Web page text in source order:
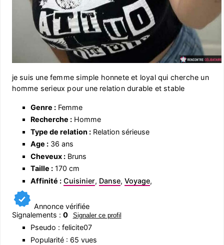
je suis une femme simple honnete et loyal qui cherche un
homme serieux pour une relation durable et stable
Genre :Femme
Recherche :Homme
Type de relation :Relation sérieuse
Age :36 ans
Cheveux :Bruns
Taille :170 cm
Affinité : Cuisinier, Danse, Voyage,
Annonce vérifiée
Signalements : 0 Signaler ce profil
Pseudo : felicite07
Popularité : 65 vues